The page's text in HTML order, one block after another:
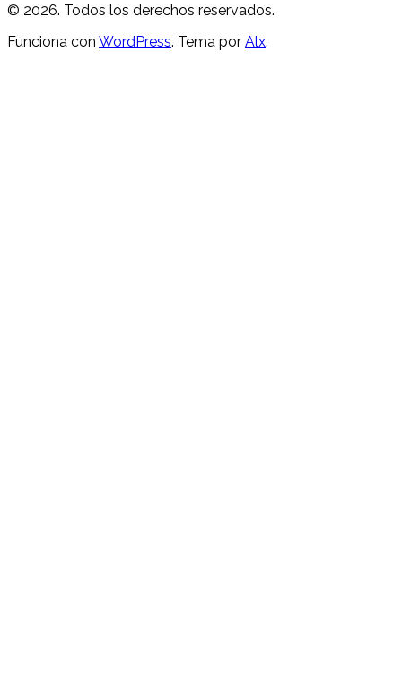
© 2026. Todos los derechos reservados.
Funciona con WordPress. Tema por Alx.